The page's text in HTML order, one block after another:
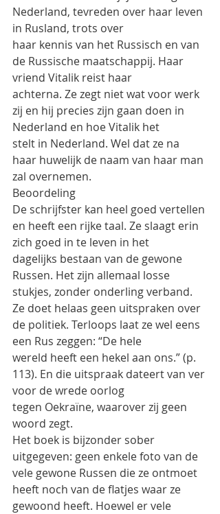
Nederland, tevreden over haar leven
in Rusland, trots over
haar kennis van het Russisch en van
de Russische maatschappij. Haar
vriend Vitalik reist haar
achterna. Ze zegt niet wat voor werk
zij en hij precies zijn gaan doen in
Nederland en hoe Vitalik het
stelt in Nederland. Wel dat ze na
haar huwelijk de naam van haar man
zal overnemen.
Beoordeling
De schrijfster kan heel goed vertellen
en heeft een rijke taal. Ze slaagt erin
zich goed in te leven in het
dagelijks bestaan van de gewone
Russen. Het zijn allemaal losse
stukjes, zonder onderling verband.
Ze doet helaas geen uitspraken over
de politiek. Terloops laat ze wel eens
een Rus zeggen: “De hele
wereld heeft een hekel aan ons.” (p.
113). En die uitspraak dateert van ver
voor de wrede oorlog
tegen Oekraïne, waarover zij geen
woord zegt.
Het boek is bijzonder sober
uitgegeven: geen enkele foto van de
vele gewone Russen die ze ontmoet
heeft noch van de flatjes waar ze
gewoond heeft. Hoewel er vele